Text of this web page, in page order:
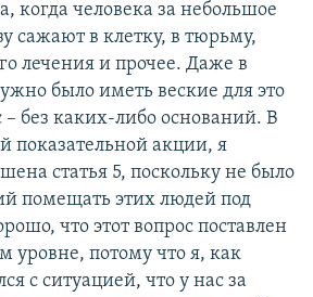
когда человека за небольшое
сажают в клетку, в тюрьму,
лечения и прочее. Даже в
было иметь веские для это
– без каких-либо оснований. В
показательной акции, я
статья 5, поскольку не было
помещать этих людей под
что этот вопрос поставлен
уровне, потому что я, как
с ситуацией, что у нас за